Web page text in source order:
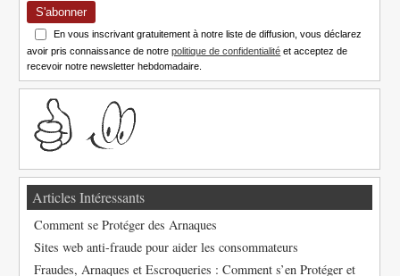
S'abonner
En vous inscrivant gratuitement à notre liste de diffusion, vous déclarez
avoir pris connaissance de notrepolitique de confidentialité et acceptez de
recevoir notre newsletter hebdomadaire.
Articles Intéressants
Comment se Protéger des Arnaques
Sites web anti-fraude pour aider les consommateurs
Fraudes, Arnaques et Escroqueries : Comment s’en Protéger et